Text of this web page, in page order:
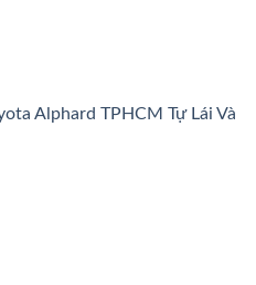
Alphard TPHCM Tự Lái Và